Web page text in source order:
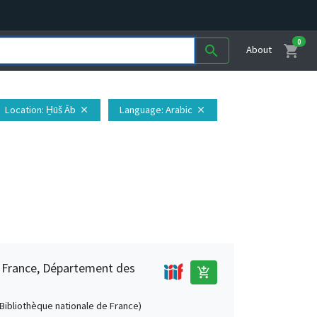
search About shopping_cart
0
Location: H̱ūš Āb close Language: Arabic close
Département des
add_shopping_cart
nationale de France)